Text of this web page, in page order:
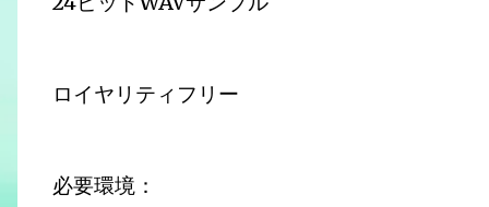
ロイヤリティフリー
必要環境：